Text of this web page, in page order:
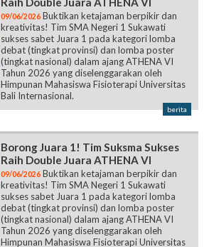
09/06/2026 Buktikan ketajaman berpikir dan
kreativitas! Tim SMA Negeri 1 Sukawati
sukses sabet Juara 1 pada kategori lomba
debat (tingkat provinsi) dan lomba poster
(tingkat nasional) dalam ajang ATHENA VI
Tahun 2026 yang diselenggarakan oleh
Himpunan Mahasiswa Fisioterapi Universitas
Bali Internasional.
berita
Borong Juara 1! Tim Suksma Sukses
Raih Double Juara ATHENA VI
09/06/2026 Buktikan ketajaman berpikir dan
kreativitas! Tim SMA Negeri 1 Sukawati
sukses sabet Juara 1 pada kategori lomba
debat (tingkat provinsi) dan lomba poster
(tingkat nasional) dalam ajang ATHENA VI
Tahun 2026 yang diselenggarakan oleh
Himpunan Mahasiswa Fisioterapi Universitas